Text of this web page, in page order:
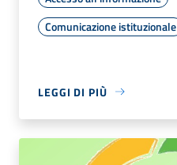
Comunicazione istituzionale
LEGGI DI PIÙ